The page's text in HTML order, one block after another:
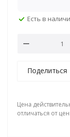
Есть в
Поделиться
Цена
отличаться от